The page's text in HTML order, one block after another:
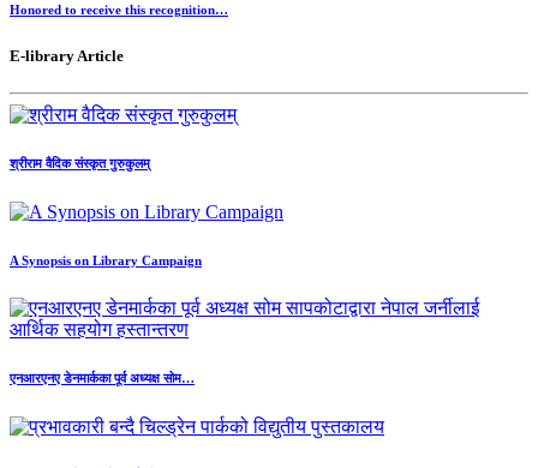
Honored to receive this recognition…
E-library Article
श्रीराम वैदिक संस्कृत गुरुकुलम्
A Synopsis on Library Campaign
एनआरएनए डेनमार्कका पूर्व अध्यक्ष सोम…